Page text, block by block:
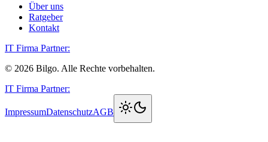
Über uns
Ratgeber
Kontakt
IT Firma Partner:
© 2026 Bilgo. Alle Rechte vorbehalten.
IT Firma Partner:
ImpressumDatenschutzAGB